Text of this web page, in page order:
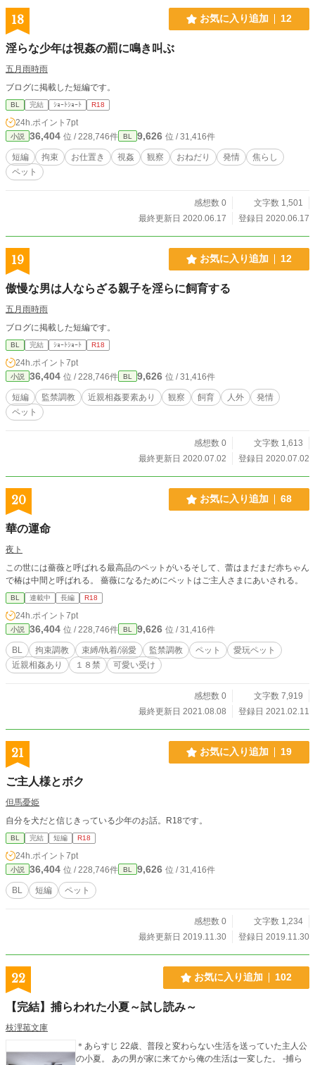
18 お気に入り追加 12
淫らな少年は視姦の罰に鳴き叫ぶ
五月雨時雨
ブログに掲載した短編です。
BL 完結 ｼｮｰﾄｼｮｰﾄ R18
24h.ポイント 7pt
小説 36,404 位 / 228,746件 BL 9,626 位 / 31,416件
短編 拘束 お仕置き 視姦 観察 おねだり 発情
焦らし
ペット
感想数 0
文字数 1,501
最終更新日 2020.06.17
登録日 2020.06.17
19 お気に入り追加 12
傲慢な男は人ならざる親子を淫らに飼育する
五月雨時雨
ブログに掲載した短編です。
BL 完結 ｼｮｰﾄｼｮｰﾄ R18
24h.ポイント 7pt
小説 36,404 位 / 228,746件 BL 9,626 位 / 31,416件
短編 監禁調教 近親相姦要素あり 観察 飼育 人外
発情
ペット
感想数 0
文字数 1,613
最終更新日 2020.07.02
登録日 2020.07.02
20 お気に入り追加 68
華の運命
夜ト
この世には薔薇と呼ばれる最高品のペットがいるそして、蕾はまだまだ赤ちゃん
で椿は中間と呼ばれる。 薔薇になるためにペットはご主人さまにあいされる。
BL 連載中 長編 R18
24h.ポイント 7pt
小説 36,404 位 / 228,746件 BL 9,626 位 / 31,416件
BL 拘束調教 束縛/執着/溺愛 監禁調教 ペット
愛玩ペット
近親相姦あり
１８禁 可愛い受け
感想数 0
文字数 7,919
最終更新日 2021.08.08
登録日 2021.02.11
21 お気に入り追加 19
ご主人様とボク
但馬憂姫
自分を犬だと信じきっている少年のお話。R18です。
BL 完結 短編 R18
24h.ポイント 7pt
小説 36,404 位 / 228,746件 BL 9,626 位 / 31,416件
BL 短編 ペット
感想数 0
文字数 1,234
最終更新日 2019.11.30
登録日 2019.11.30
22 お気に入り追加 102
【完結】捕らわれた小夏～試し読み～
枝浬菰文庫
＊あらすじ 22歳、普段と変わらない生活を送っていた主人公
の小夏。 あの男が家に来てから俺の生活は一変した。 ‐捕ら